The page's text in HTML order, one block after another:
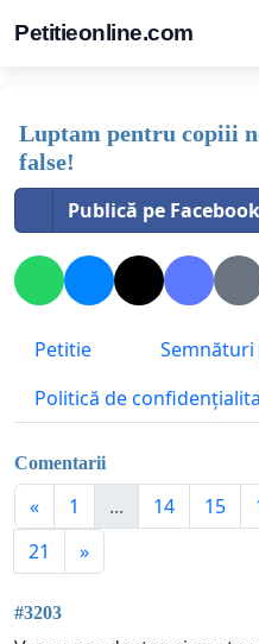
Petitieonline.com
Luptam pentru copiii
false!
Publică pe
Petitie Semnături
Politică de
Comentarii
« 1 ... 14 15
21
»
#3203